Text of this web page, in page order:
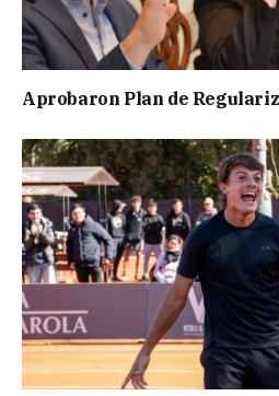
Aprobaron Plan de